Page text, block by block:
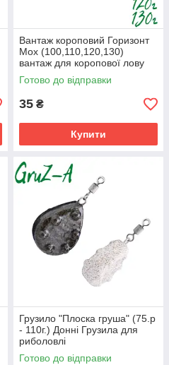
Вантаж короповий Горизонт
Мох (100,110,120,130)
вантаж для коропової лову
(Грузила короп)
Готово до відправки
35 ₴
Купити
Грузило "Плоска груша" (75.р
- 110г.) Донні Грузила для
риболовлі
Готово до відправки